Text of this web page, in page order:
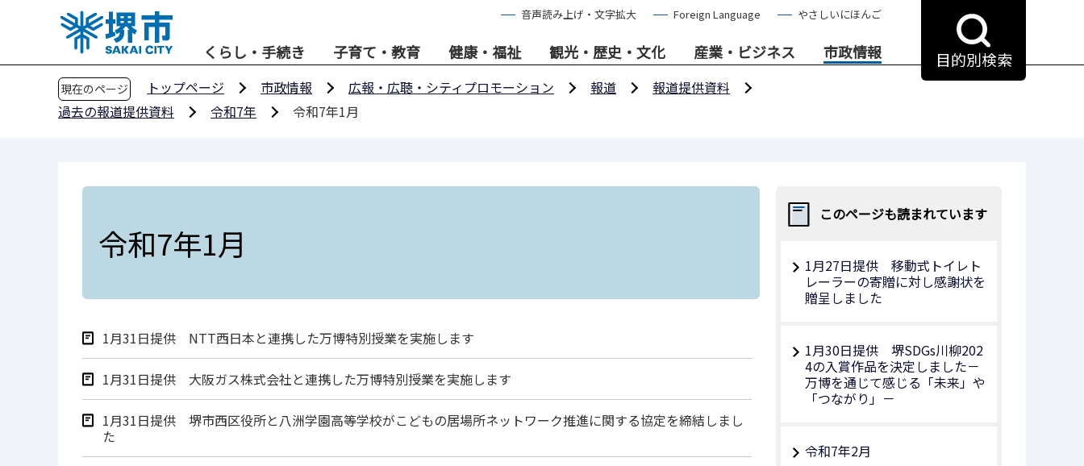
音声読み上げ・文字拡大 Foreign Language やさしいにほんご
くらし・手続き 子育て・教育 健康・福祉 観光・歴史・文化 産業・ビジネス 市政情報 目的別検索
現在のページ トップページ 市政情報 広報・広聴・シティプロモーション 報道
報道提供資料
過去の報道提供資料
令和7年 令和7年1月
令和7年1月
1月31日提供 NTT西日本と連携した万博特別授業を実施します
1月31日提供 大阪ガス株式会社と連携した万博特別授業を実施します
1月31日提供 堺市西区役所と八洲学園高等学校がこどもの居場所ネットワーク推進に関する協定を締結しまし
た
このページも読まれています
1月27日提供 移動式トイレト
レーラーの寄贈に対し感謝状を
贈呈しました
1月30日提供 堺SDGs川柳202
4の入賞作品を決定しました－
万博を通じて感じる「未来」や
「つながり」－
令和7年2月